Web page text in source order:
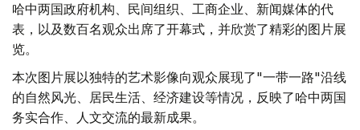
哈中两国政府机构、民间组织、工商企业、新闻媒体的代
表，以及数百名观众出席了开幕式，并欣赏了精彩的图片展
览。
本次图片展以独特的艺术影像向观众展现了"一带一路"沿线
的自然风光、居民生活、经济建设等情况，反映了哈中两国
务实合作、人文交流的最新成果。